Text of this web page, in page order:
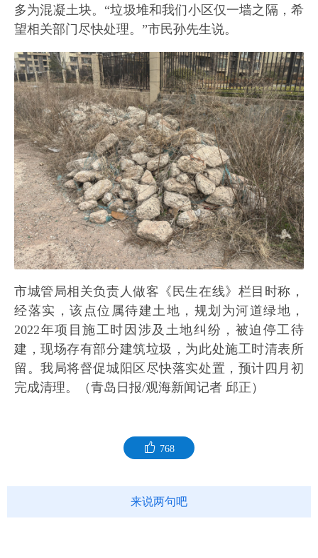
多为混凝土块。“垃圾堆和我们小区仅一墙之隔，希
望相关部门尽快处理。”市民孙先生说。
市城管局相关负责人做客《民生在线》栏目时称，
经落实，该点位属待建土地，规划为河道绿地，
2022年项目施工时因涉及土地纠纷，被迫停工待
建，现场存有部分建筑垃圾，为此处施工时清表所
留。我局将督促城阳区尽快落实处置，预计四月初
完成清理。（青岛日报/观海新闻记者 邱正）
768
来说两句吧